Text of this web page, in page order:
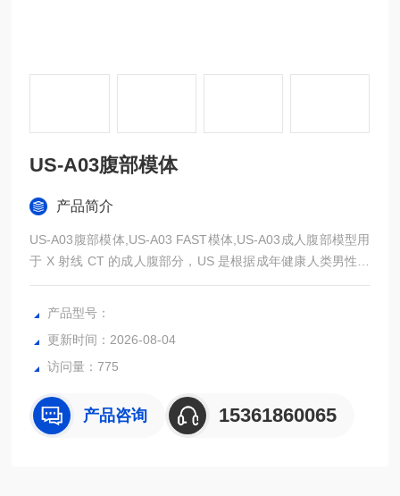
US-A03腹部模体
产品简介
US-A03腹部模体,US-A03 FAST模体,US-A03成人腹部模型用
于 X 射线 CT 的成人腹部分，US 是根据成年健康人类男性的
平均解剖结构设计的。它与 X 射线/CT 和超声兼容。骨骼由逼
真的zhuan利环氧树脂基复合材料制成，椎骨具有逼真的三层
产品型号：
更新时间：2026-08-04
访问量：775
产品咨询 15361860065